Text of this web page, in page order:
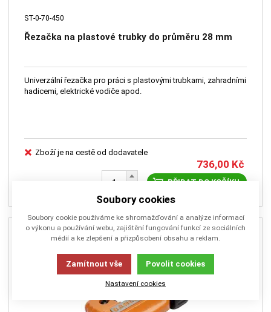
ST-0-70-450
Řezačka na plastové trubky do průměru 28 mm
Univerzální řezačka pro práci s plastovými trubkami, zahradními
hadicemi, elektrické vodiče apod.
Zboží je na cestě od dodavatele
736,00 Kč
PŘIDAT DO KOŠÍKU
Soubory cookies
Soubory cookie používáme ke shromažďování a analýze informací
o výkonu a používání webu, zajištění fungování funkcí ze sociálních
médií a ke zlepšení a přizpůsobení obsahu a reklam.
Zamítnout vše Povolit cookies
Nastavení cookies